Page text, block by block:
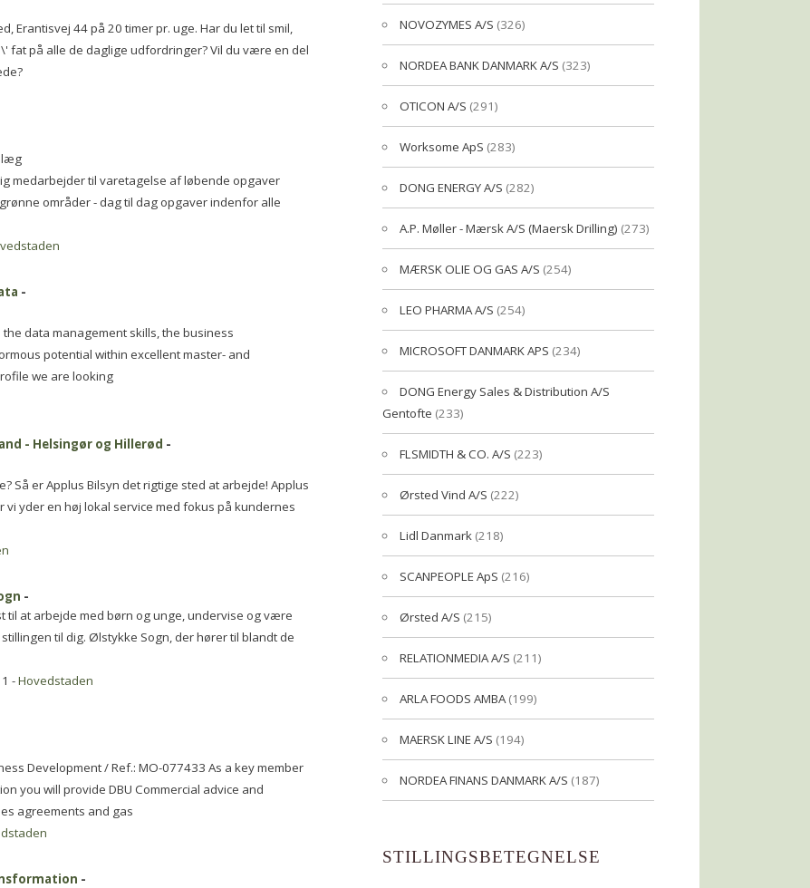
Erantisvej 44 på 20 timer pr. uge. Har du let til smil,
fat på alle de daglige udfordringer? Vil du være en del
medarbejder til varetagelse af løbende opgaver
områder - dag til dag opgaver indenfor alle
-
data management skills, the business
potential within excellent master- and
we are looking
- Helsingør og Hillerød -
Så er Applus Bilsyn det rigtige sted at arbejde! Applus
yder en høj lokal service med fokus på kundernes
-
til at arbejde med børn og unge, undervise og være
til dig. Ølstykke Sogn, der hører til blandt de
-Hovedstaden
Development / Ref.: MO-077433 As a key member
you will provide DBU Commercial advice and
agreements and gas
-
NOVOZYMES A/S (326)
NORDEA BANK DANMARK A/S (323)
OTICON A/S (291)
Worksome ApS (283)
DONG ENERGY A/S (282)
A.P. Møller - Mærsk A/S (Maersk Drilling) (273)
MÆRSK OLIE OG GAS A/S (254)
LEO PHARMA A/S (254)
MICROSOFT DANMARK APS (234)
DONG Energy Sales & Distribution A/S
Gentofte (233)
FLSMIDTH & CO. A/S (223)
Ørsted Vind A/S (222)
Lidl Danmark (218)
SCANPEOPLE ApS (216)
Ørsted A/S (215)
RELATIONMEDIA A/S (211)
ARLA FOODS AMBA(199)
MAERSK LINE A/S (194)
NORDEA FINANS DANMARK A/S (187)
STILLINGSBETEGNELSE